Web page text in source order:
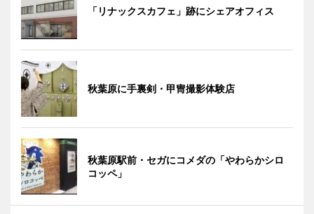
「リナックスカフェ」跡にシェアオフィス
秋葉原に手裏剣・甲冑撮影体験店
秋葉原駅前・セガにコメダの「やわらかシロ
コッペ」